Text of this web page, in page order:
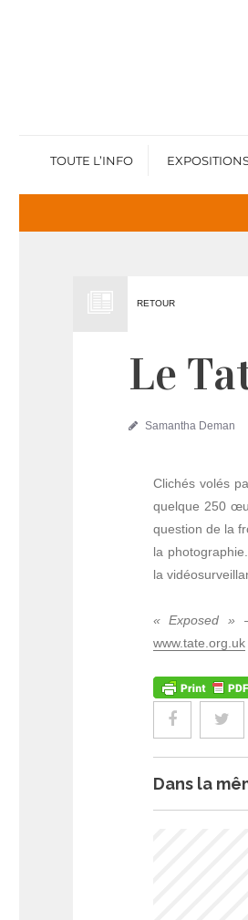
TOUTE L’INFO
RETOUR
Le
Auteur
Samantha Deman
Clichés volés
quelque 250
question de la
la
la
« Exposed »
www.tate.org.uk
Dans la